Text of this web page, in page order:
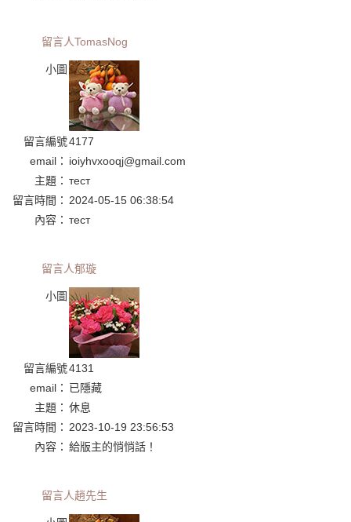
留言人TomasNog
小圖
留言編號4177
email： ioiyhvxooqj@gmail.com
主題： тест
留言時間： 2024-05-15 06:38:54
內容： тест
留言人郁璇
小圖
留言編號4131
email： 已隱藏
主題： 休息
留言時間： 2023-10-19 23:56:53
內容： 給版主的悄悄話！
留言人趙先生